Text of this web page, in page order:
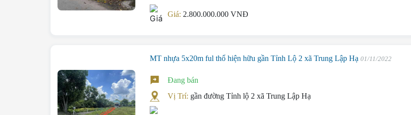
Giá: 2.800.000.000 VNĐ
MT nhựa 5x20m ful thổ hiện hữu gần Tỉnh Lộ 2 xã Trung Lập Hạ01/11/2022
Đang bán
Vị Trí: gần đường Tỉnh lộ 2 xã Trung Lập Hạ